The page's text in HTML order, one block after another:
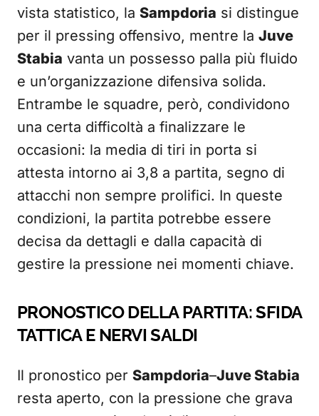
vista statistico, la Sampdoria si distingue
per il pressing offensivo, mentre la Juve
Stabia vanta un possesso palla più fluido
e un’organizzazione difensiva solida.
Entrambe le squadre, però, condividono
una certa difficoltà a finalizzare le
occasioni: la media di tiri in porta si
attesta intorno ai 3,8 a partita, segno di
attacchi non sempre prolifici. In queste
condizioni, la partita potrebbe essere
decisa da dettagli e dalla capacità di
gestire la pressione nei momenti chiave.
PRONOSTICO DELLA PARTITA: SFIDA
TATTICA E NERVI SALDI
Il pronostico per Sampdoria–Juve Stabia
resta aperto, con la pressione che grava